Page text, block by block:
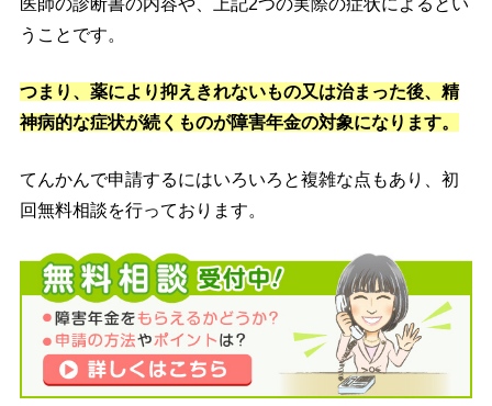
うことです。
つまり、薬により抑えきれないもの又は治まった後、精
神病的な症状が続くものが障害年金の対象になります。
てんかんで申請するにはいろいろと複雑な点もあり、初
回無料相談を行っております。